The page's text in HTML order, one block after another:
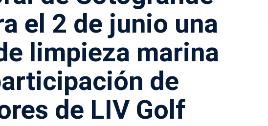
el 2 de junio una
limpieza marina
de
de LIV Golf